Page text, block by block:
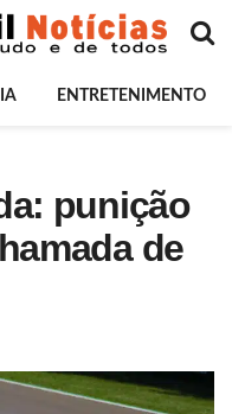
ENTRETENIMENTO
punição
de